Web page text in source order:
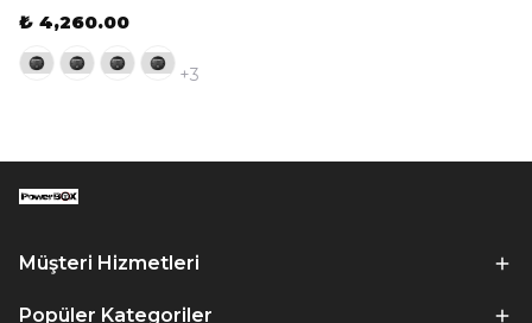
₺ 4,260.00
+3
Müşteri Hizmetleri
Popüler Kategoriler